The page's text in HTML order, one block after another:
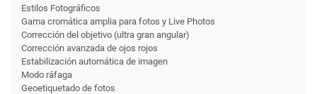
Estilos Fotográficos
Gama cromática amplia para fotos y Live Photos
Corrección del objetivo (ultra gran angular)
Corrección avanzada de ojos rojos
Estabilización automática de imagen
Modo ráfaga
Geoetiquetado de fotos